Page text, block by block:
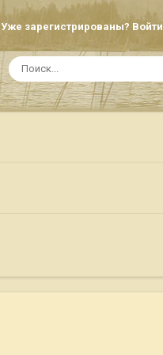
Уже зарегистрированы? Войти